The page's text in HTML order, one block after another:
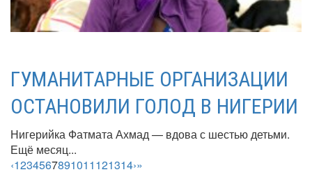
ГУМАНИТАРНЫЕ ОРГАНИЗАЦИИ
ОСТАНОВИЛИ ГОЛОД В НИГЕРИИ
Нигерийка Фатмата Ахмад — вдова с шестью детьми.
Ещё месяц...
‹1234567891011121314›»